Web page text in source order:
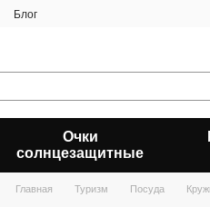
Блог
Очки
солнцезащитные
Главная Туризм Посуда